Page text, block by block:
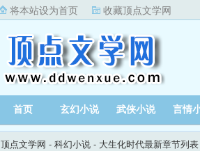
将本站设为首页 收藏顶点文学网
首页 玄幻小说 武侠小说 言情
顶点文学网 - 科幻小说 - 大生化时代最新章节列表